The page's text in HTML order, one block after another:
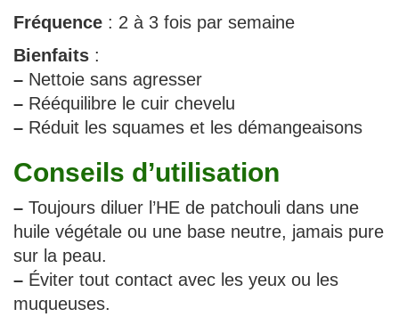
Fréquence : 2 à 3 fois par semaine
Bienfaits :
– Nettoie sans agresser
– Rééquilibre le cuir chevelu
– Réduit les squames et les démangeaisons
Conseils d’utilisation
– Toujours diluer l’HE de patchouli dans une
huile végétale ou une base neutre, jamais pure
sur la peau.
– Éviter tout contact avec les yeux ou les
muqueuses.